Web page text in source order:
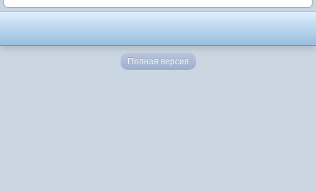
Полная версия